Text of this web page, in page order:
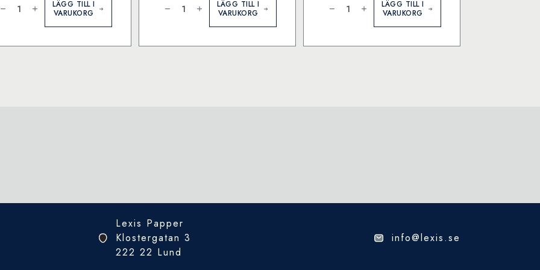
LÄGG TILL I
VARUKORG
bottle
Red)
LÄGG TILL I
VARUKORG
Cartridge
(former:
LÄGG TILL I
VARUKORG
Lexis Papper
Klostergatan 3
222 22 Lund
info@lexis.se